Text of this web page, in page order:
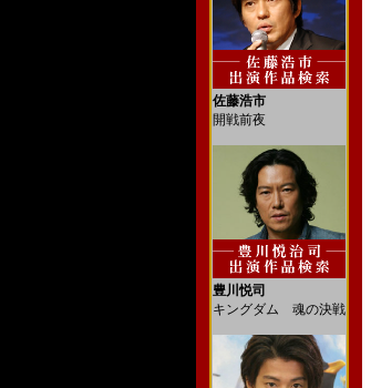
佐藤浩市
開戦前夜
豊川悦司
キングダム 魂の決戦